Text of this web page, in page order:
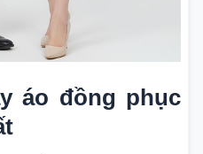
áo đồng phục